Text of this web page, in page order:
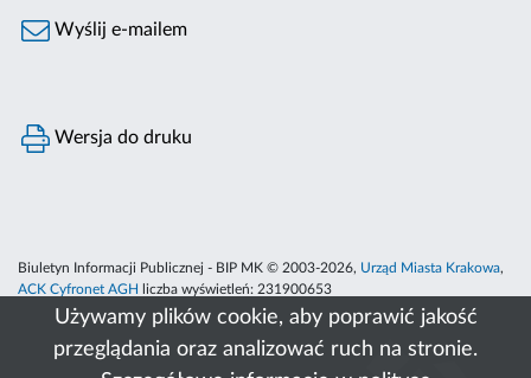
Używamy plików cookie, aby poprawić jakość
przeglądania oraz analizować ruch na stronie.
Wyślij e-mailem
Wersja do druku
Biuletyn Informacji Publicznej - BIP MK © 2003-2026, Urząd Miasta Krakowa,
ACK Cyfronet AGH
liczba wyświetleń: 231900653